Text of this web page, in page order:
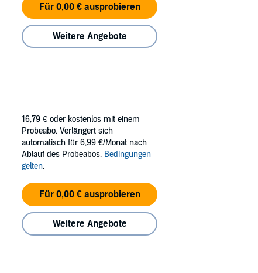
Für 0,00 € ausprobieren
Weitere Angebote
16,79 € oder kostenlos mit einem
Probeabo. Verlängert sich
automatisch für 6,99 €/Monat nach
Ablauf des Probeabos. Bedingungen
gelten.
Für 0,00 € ausprobieren
Weitere Angebote